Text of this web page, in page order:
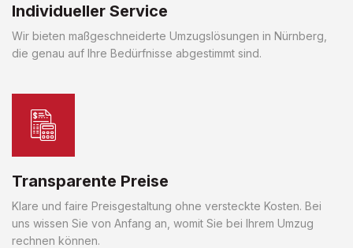
Individueller Service
Wir bieten maßgeschneiderte Umzugslösungen in Nürnberg,
die genau auf Ihre Bedürfnisse abgestimmt sind.
Transparente Preise
Klare und faire Preisgestaltung ohne versteckte Kosten. Bei
uns wissen Sie von Anfang an, womit Sie bei Ihrem Umzug
rechnen können.